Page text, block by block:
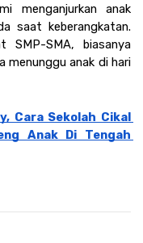
menganjurkan anak
saat keberangkatan.
SMP-SMA, biasanya
menunggu anak di hari
Cara Sekolah Cikal
Anak Di Tengah